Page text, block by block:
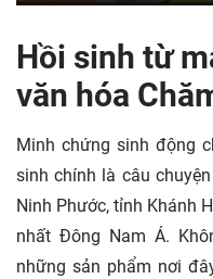
Hồi sinh từ
văn hóa
Minh chứng sinh động
sinh chính là câu
Ninh Phước, tỉnh Khánh
nhất Đông Nam Á.
những sản phẩm nơi